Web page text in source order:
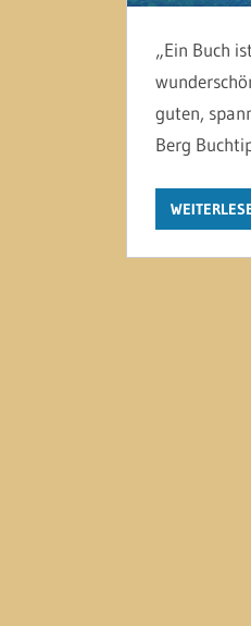
„Ein Buch
guten,
Berg